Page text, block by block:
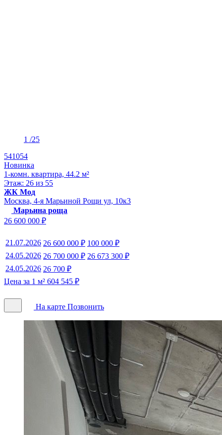
1 /25
541054
Новинка
1-комн. квартира, 44.2 м²
Этаж: 26 из 55
ЖК Мод
Москва, 4-я Марьиной Рощи ул, 10к3
Марьина роща
26 600 000 ₽
21.07.2026 26 600 000 ₽ 100 000 ₽
24.05.2026 26 700 000 ₽ 26 673 300 ₽
24.05.2026 26 700 ₽
Цена за 1 м² 604 545 ₽
На карте Позвонить